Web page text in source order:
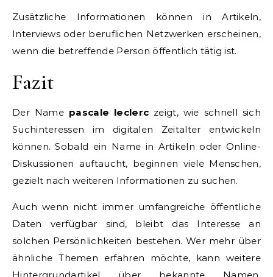
Zusätzliche Informationen können in Artikeln,
Interviews oder beruflichen Netzwerken erscheinen,
wenn die betreffende Person öffentlich tätig ist.
Fazit
Der Name pascale leclerc zeigt, wie schnell sich
Suchinteressen im digitalen Zeitalter entwickeln
können. Sobald ein Name in Artikeln oder Online-
Diskussionen auftaucht, beginnen viele Menschen,
gezielt nach weiteren Informationen zu suchen.
Auch wenn nicht immer umfangreiche öffentliche
Daten verfügbar sind, bleibt das Interesse an
solchen Persönlichkeiten bestehen. Wer mehr über
ähnliche Themen erfahren möchte, kann weitere